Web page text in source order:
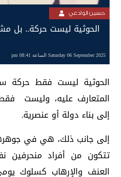
حسين الوادعي
الحوثية ليست حركة.. بل
Saturday 06 September 2025 الساعة 08:41 pm
الحوثية ليست فقط حركة
المتعارف عليه، وليست
إلى بناء دولة أو عنصرية.
إلى جانب ذلك، هي في
تتكون من أفراد منحرفين
العنف والإرهاب كسلوك